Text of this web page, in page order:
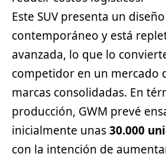
Este SUV presenta un diseño
contemporáneo y está
avanzada, lo que lo
competidor en un mercado
marcas consolidadas. En
producción, GWM prevé
inicialmente unas30.000
con la intención de